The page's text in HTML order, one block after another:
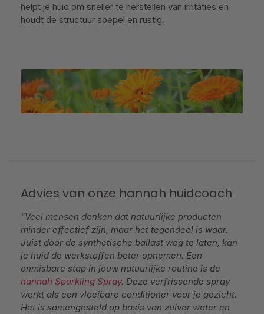
helpt je huid om sneller te herstellen van irritaties en
houdt de structuur soepel en rustig.
Advies van onze hannah huidcoach
"Veel mensen denken dat natuurlijke producten
minder effectief zijn, maar het tegendeel is waar.
Juist door de synthetische ballast weg te laten, kan
je huid de werkstoffen beter opnemen. Een
onmisbare stap in jouw natuurlijke routine is de
hannah Sparkling Spray. Deze verfrissende spray
werkt als een vloeibare conditioner voor je gezicht.
Het is samengesteld op basis van zuiver water en